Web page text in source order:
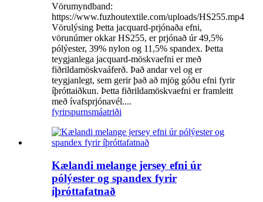
Vörumyndband:
https://www.fuzhoutextile.com/uploads/HS255.mp4
Vörulýsing Þetta jacquard-prjónaða efni,
vörunúmer okkar HS255, er prjónað úr 49,5%
pólýester, 39% nylon og 11,5% spandex. Þetta
teygjanlega jacquard-möskvaefni er með
fiðrildamöskvaáferð. Það andar vel og er
teygjanlegt, sem gerir það að mjög góðu efni fyrir
íþróttaiðkun. Þetta fiðrildamöskvaefni er framleitt
með ívafsprjónavél....
fyrirspurnsmáatriði
Kælandi melange jersey efni úr
pólýester og spandex fyrir
íþróttafatnað